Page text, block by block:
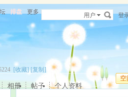
排盘 更多 用户 登
[收藏] [复制]
空
相册 帖子 个人资料